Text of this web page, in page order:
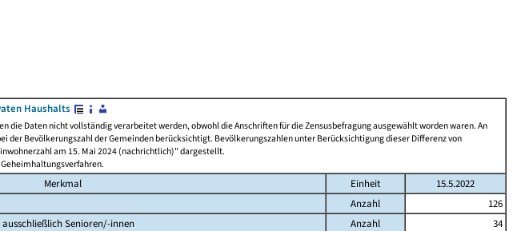
Haushalts
die Daten nicht vollständig verarbeitet werden, obwohl die Anschriften für die Zensusbefragung ausgewählt worden waren. An
der Bevölkerungszahl der Gemeinden berücksichtigt. Bevölkerungszahlen unter Berücksichtigung dieser Differenz von
am 15. Mai 2024 (nachrichtlich)" dargestellt.
Merkmal Einheit
15.5.2022
Anzahl
126
Senioren/-innen Anzahl
34